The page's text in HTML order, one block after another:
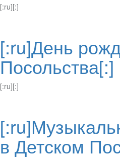
[:ru][:]
[:ru]День
Посольства[:]
[:ru][:]
в Детском